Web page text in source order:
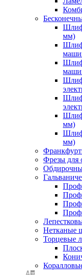
мм)
мм)
мм)
Фрезы для
Нетканые
Торцевые